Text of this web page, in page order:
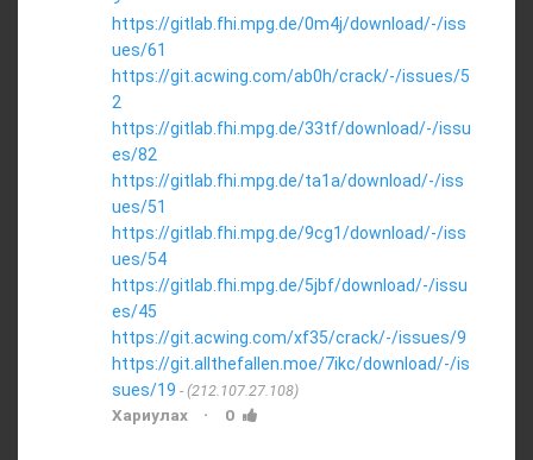
https://gitlab.fhi.mpg.de/0m4j/download/-/iss
ues/61
https://git.acwing.com/ab0h/crack/-/issues/5
2
https://gitlab.fhi.mpg.de/33tf/download/-/issu
es/82
https://gitlab.fhi.mpg.de/ta1a/download/-/iss
ues/51
https://gitlab.fhi.mpg.de/9cg1/download/-/iss
ues/54
https://gitlab.fhi.mpg.de/5jbf/download/-/issu
es/45
https://git.acwing.com/xf35/crack/-/issues/9
https://git.allthefallen.moe/7ikc/download/-/is
sues/19
(212.107.27.108)
Хариулах · 0